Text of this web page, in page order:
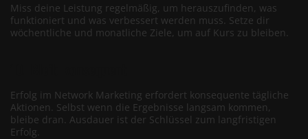
Miss deine Leistung regelmäßig, um herauszufinden, was
funktioniert und was verbessert werden muss. Setze dir
wöchentliche und monatliche Ziele, um auf Kurs zu bleiben.
Erfolg im Network Marketing erfordert konsequente tägliche
Aktionen. Selbst wenn die Ergebnisse langsam kommen,
bleibe dran. Ausdauer ist der Schlüssel zum langfristigen
Erfolg.